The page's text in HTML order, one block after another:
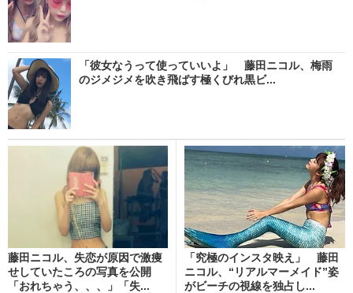
「彼女なうって使っていいよ」 藤田ニコル、梅雨
のジメジメを吹き飛ばす極くびれ黒ビ...
藤田ニコル、失恋が原因で激痩
せしていたころの写真を公開
「おれちゃう、、、」「失...
「究極のインスタ映え」 藤田
ニコル、“リアルマーメイド”姿
がビーチの視線を独占し...